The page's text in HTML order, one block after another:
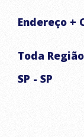
FORNECIMENTO
Endereço +
Toda
SP - SP